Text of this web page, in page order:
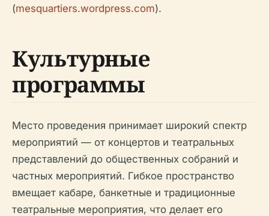
(mesquartiers.wordpress.com).
Культурные
программы
Место проведения принимает широкий спектр
мероприятий — от концертов и театральных
представлений до общественных собраний и
частных мероприятий. Гибкое пространство
вмещает кабаре, банкетные и традиционные
театральные мероприятия, что делает его